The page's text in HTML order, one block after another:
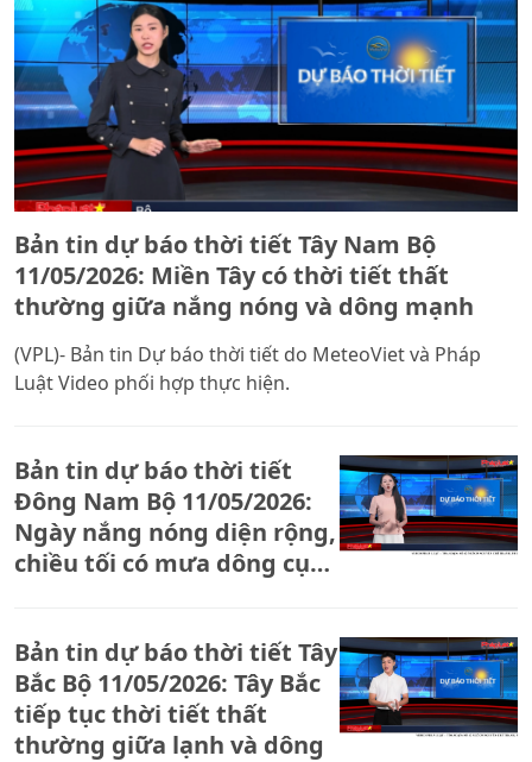
Bản tin dự báo thời tiết Tây Nam Bộ
11/05/2026: Miền Tây có thời tiết thất
thường giữa nắng nóng và dông mạnh
(VPL)- Bản tin Dự báo thời tiết do MeteoViet và Pháp
Luật Video phối hợp thực hiện.
Bản tin dự báo thời tiết
Đông Nam Bộ 11/05/2026:
Ngày nắng nóng diện rộng,
chiều tối có mưa dông cục
Bản tin dự báo thời tiết Tây
Bắc Bộ 11/05/2026: Tây Bắc
tiếp tục thời tiết thất
thường giữa lạnh và dông